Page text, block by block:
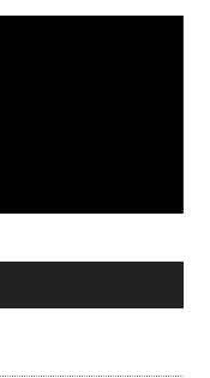
01:04
Corporación